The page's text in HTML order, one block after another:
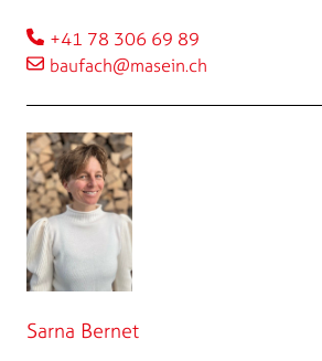
+41 78 306 69 89
baufach@masein.ch
Sarna Bernet